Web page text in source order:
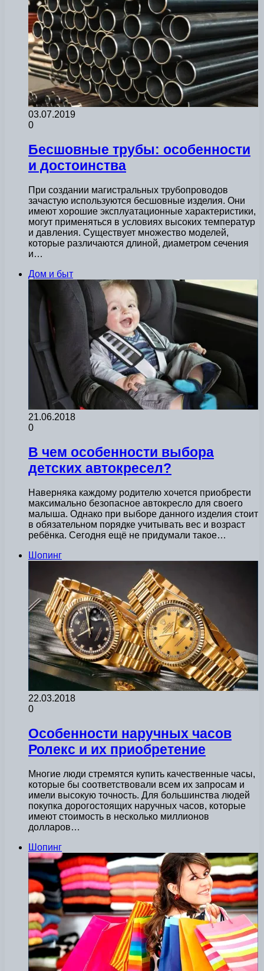
03.07.2019
0
Бесшовные трубы: особенности
и достоинства
При создании магистральных трубопроводов
зачастую используются бесшовные изделия. Они
имеют хорошие эксплуатационные характеристики,
могут применяться в условиях высоких температур
и давления. Существует множество моделей,
которые различаются длиной, диаметром сечения
и…
Дом и быт
21.06.2018
0
В чем особенности выбора
детских автокресел?
Наверняка каждому родителю хочется приобрести
максимально безопасное автокресло для своего
малыша. Однако при выборе данного изделия стоит
в обязательном порядке учитывать вес и возраст
ребёнка. Сегодня ещё не придумали такое…
Шопинг
22.03.2018
0
Особенности наручных часов
Ролекс и их приобретение
Многие люди стремятся купить качественные часы,
которые бы соответствовали всем их запросам и
имели высокую точность. Для большинства людей
покупка дорогостоящих наручных часов, которые
имеют стоимость в несколько миллионов
долларов…
Шопинг